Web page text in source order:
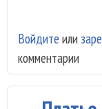
Войдите или
комментарии